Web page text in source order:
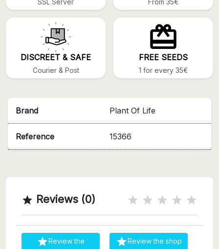
DISCREET & SAFE
Courier & Post
FREE SEEDS
1 for every 35€
Brand Plant Of Life
Reference 15366
 Reviews (0)
Review the
Review the shop